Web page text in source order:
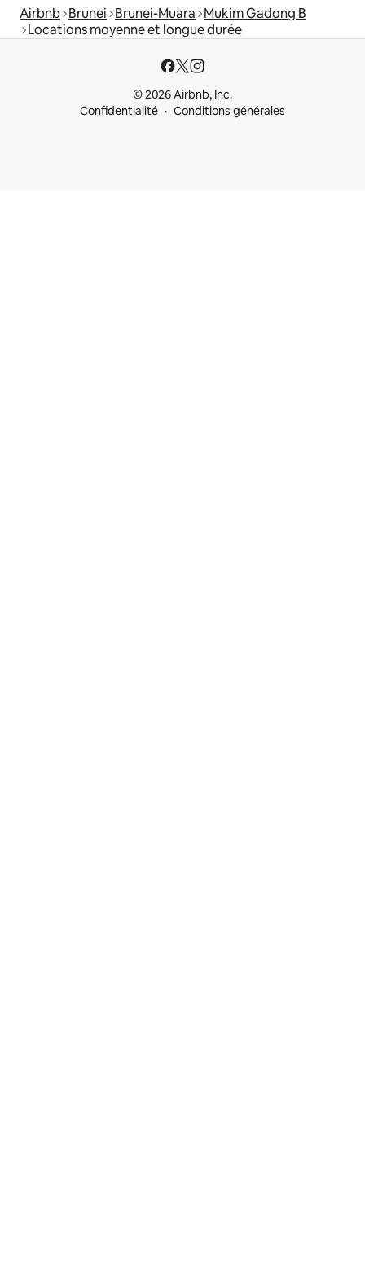
Airbnb Brunei Brunei-Muara Mukim Gadong B
Locations moyenne et longue durée
© 2026 Airbnb, Inc.
Confidentialité
Conditions générales